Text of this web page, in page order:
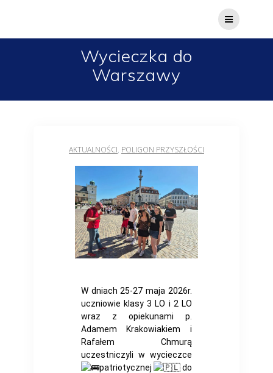
Wycieczka do
Warszawy
AKTUALNOŚCI, POLIGON PRZYSZŁOŚCI
W dniach 25-27 maja 2026r.
uczniowie klasy 3 LO i 2 LO
wraz z opiekunami p.
Adamem Krakowiakiem i
Rafałem Chmurą
uczestniczyli w wycieczce
patriotycznej
do